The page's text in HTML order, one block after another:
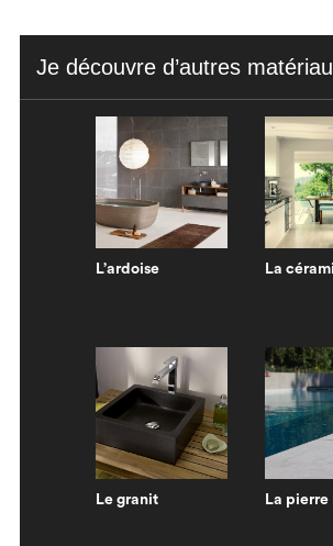
Je découvre d’autres
L’ardoise La
Le granit La pierre